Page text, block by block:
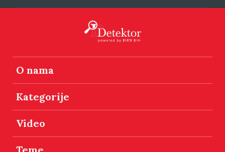
O nama
Kategorije
Video